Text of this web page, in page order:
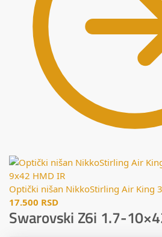
Optički nišan NikkoStirling Air King
17.500 RSD
Swarovski Z6i 1.7-